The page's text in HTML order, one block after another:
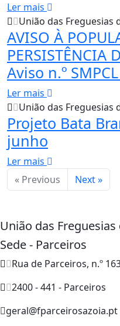
Ler mais
União das Freguesias
AVISO À
PERSISTÊNCIA
Aviso n.º
Ler mais
União das Freguesias
Projeto Bata
junho
Ler mais
« Previous
Next »
União das
Sede - Parceiros
Rua de Parceiros, n.º
2400 - 441 - Parceiros
geral@fparceirosazoia.pt